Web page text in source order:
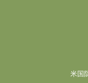
米国